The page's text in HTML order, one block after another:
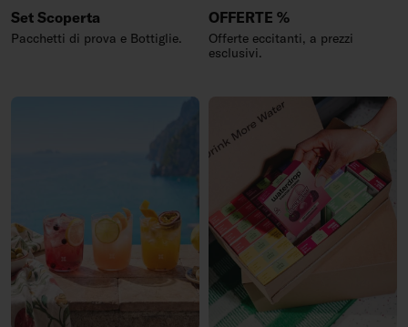
Set Scoperta
Pacchetti di prova e Bottiglie.
OFFERTE %
Offerte eccitanti, a prezzi
esclusivi.